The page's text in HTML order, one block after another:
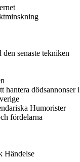
senaste tekniken
dödsannonser
Humorister
fördelarna
Händelse